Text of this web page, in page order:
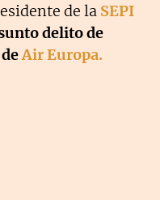
de la SEPI
delito de
deAir Europa.